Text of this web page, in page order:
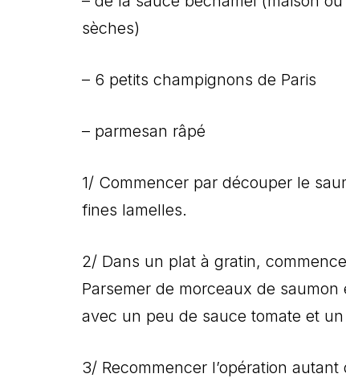
sèches)
– 6 petits champignons de Paris
– parmesan râpé
1/ Commencer par découper le
fines lamelles.
2/ Dans un plat à gratin,
Parsemer de morceaux de
avec un peu de sauce tomate et
3/ Recommencer l’opération